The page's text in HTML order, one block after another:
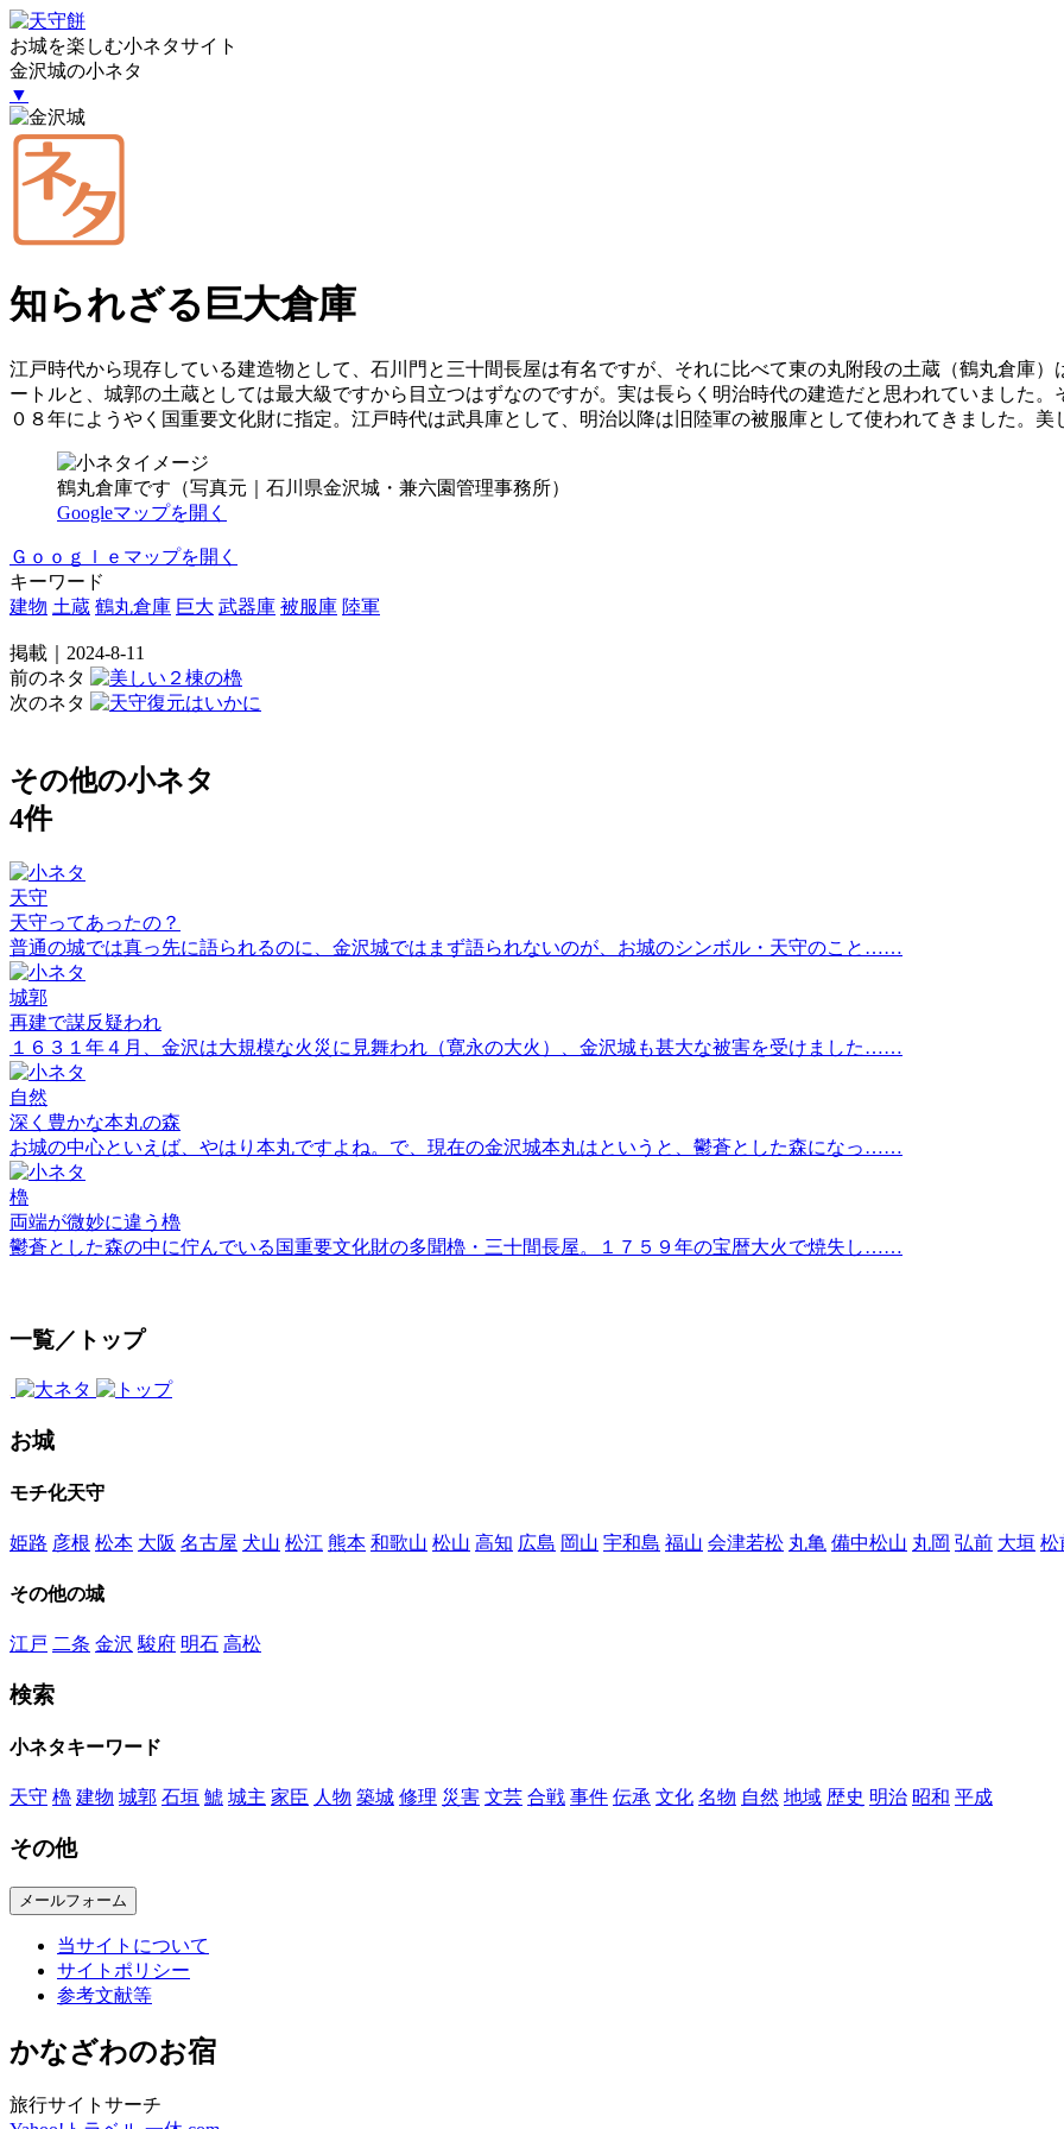
お城を楽しむ小ネタサイト
金沢城の小ネタ
▼
知られざる巨大倉庫
江戸時代から現存している建造物として、石川門と三十間長屋は有名ですが、それに比べて東の丸附段の土蔵（鶴丸倉庫
ートルと、城郭の土蔵としては最大級ですから目立つはずなのですが。実は長らく明治時代の建造だと思われていました
０８年にようやく国重要文化財に指定。江戸時代は武具庫として、明治以降は旧陸軍の被服庫として使われてきました。
鶴丸倉庫です（写真元｜石川県金沢城・兼六園管理事務所）
Googleマップを開く
Ｇｏｏｇｌｅマップを開く
キーワード
建物 土蔵 鶴丸倉庫 巨大 武器庫 被服庫 陸軍
掲載｜2024-8-11
前のネタ
次のネタ
その他の小ネタ
4件
天守
天守ってあったの？
普通の城では真っ先に語られるのに、金沢城ではまず語られないのが、お城のシンボル・天守のこと……
城郭
再建で謀反疑われ
１６３１年４月、金沢は大規模な火災に見舞われ（寛永の大火）、金沢城も甚大な被害を受けました……
自然
深く豊かな本丸の森
お城の中心といえば、やはり本丸ですよね。で、現在の金沢城本丸はというと、鬱蒼とした森になっ……
櫓
両端が微妙に違う櫓
鬱蒼とした森の中に佇んでいる国重要文化財の多聞櫓・三十間長屋。１７５９年の宝暦大火で焼失し……
一覧／トップ
お城
モチ化天守
姫路 彦根 松本 大阪 名古屋 犬山 松江 熊本 和歌山 松山 高知 広島 岡山 宇和島 福山 会津若松 丸亀 備中松山 丸岡 弘前 大垣 松
その他の城
江戸 二条 金沢 駿府 明石 高松
検索
小ネタキーワード
天守 櫓 建物 城郭 石垣 鯱 城主 家臣 人物 築城 修理 災害 文芸 合戦 事件 伝承 文化 名物 自然 地域 歴史 明治 昭和 平成
その他
メールフォーム
当サイトについて
サイトポリシー
参考文献等
かなざわのお宿
旅行サイトサーチ